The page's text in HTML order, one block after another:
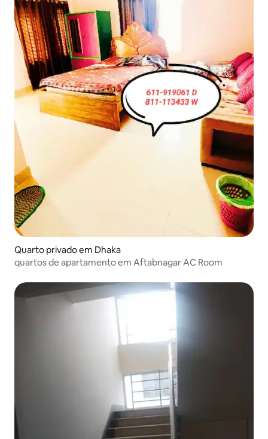
Quarto privado em Dhaka
quartos de apartamento em Aftabnagar AC Room